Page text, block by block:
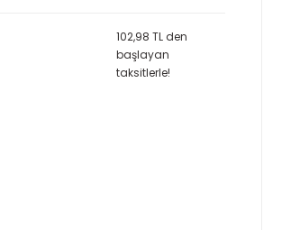
102,98 TL den
başlayan
taksitlerle!